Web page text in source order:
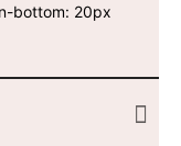
bottom: 20px